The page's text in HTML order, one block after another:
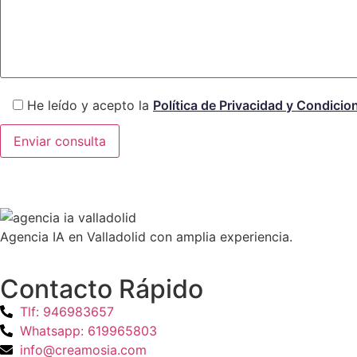
He leído y acepto la Política de Privacidad y
Agencia IA en Valladolid con amplia experiencia.
Contacto Rápido
Tlf: 946983657
Whatsapp: 619965803
info@creamosia.com